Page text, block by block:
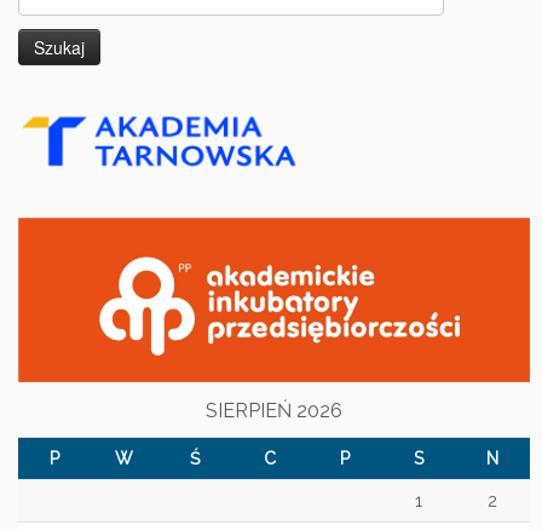
SIERPIEŃ 2026
P W Ś C P S N
1 2